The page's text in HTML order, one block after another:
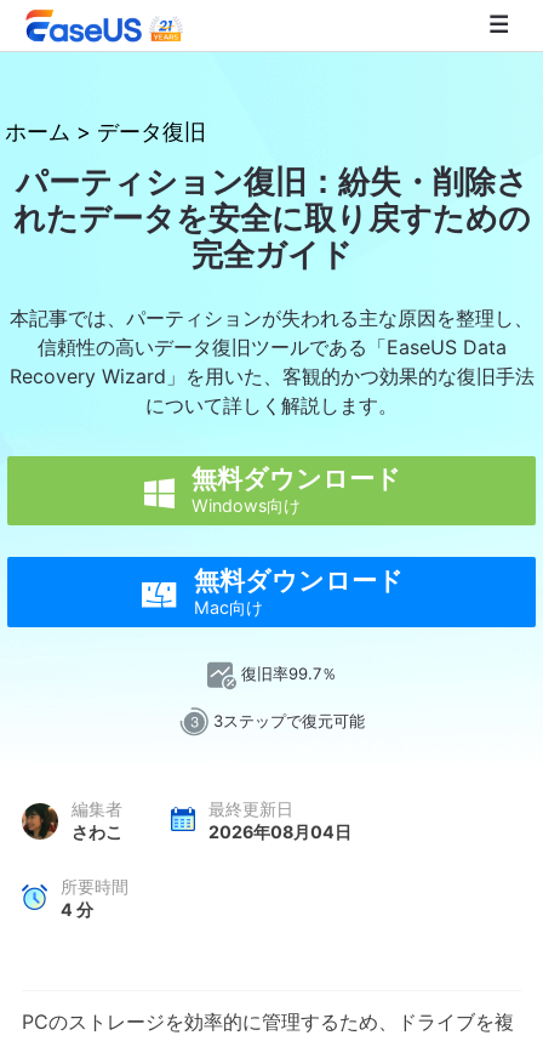
EaseUS
ホーム > データ復旧
パーティション復旧：紛失・削除さ
れたデータを安全に取り戻すための
完全ガイド
本記事では、パーティションが失われる主な原因を整理し、
信頼性の高いデータ復旧ツールである「EaseUS Data
Recovery Wizard」を用いた、客観的かつ効果的な復旧手法
について詳しく解説します。
 無料ダウンロード
Windows向け
 無料ダウンロード
Mac向け
復旧率99.7％
3ステップで復元可能
編集者
さわこ
最終更新日
2026年08月04日
所要時間
4 分
PCのストレージを効率的に管理するため、ドライブを複